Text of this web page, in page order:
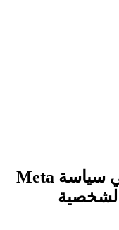
المجلس يدعو إلى استثناء في سياسة Meta